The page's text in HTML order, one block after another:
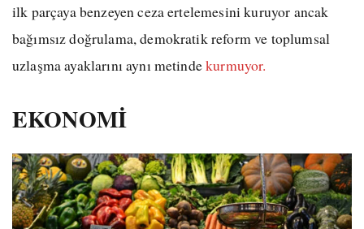
ilk parçaya benzeyen ceza ertelemesini kuruyor ancak
bağımsız doğrulama, demokratik reform ve toplumsal
uzlaşma ayaklarını aynı metindekurmuyor.
EKONOMİ